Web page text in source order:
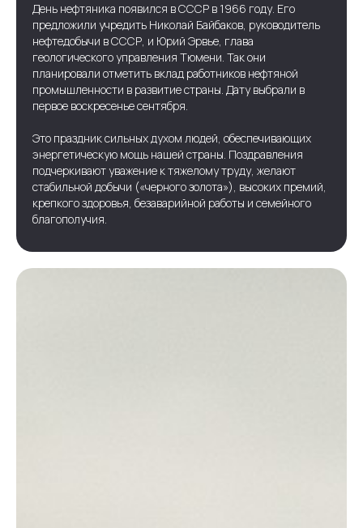
День нефтяника появился в СССР в 1966 году. Его
предложили учредить Николай Байбаков, руководитель
нефтедобычи в СССР, и Юрий Эрвье, глава
геологического управления Тюмени. Так они
планировали отметить вклад работников нефтяной
промышленности в развитие страны. Дату выбрали в
первое воскресенье сентября.
Это праздник сильных духом людей, обеспечивающих
энергетическую мощь нашей страны. Поздравления
подчеркивают уважение к тяжелому труду, желают
стабильной добычи («черного золота»), высоких премий,
крепкого здоровья, безаварийной работы и семейного
благополучия.